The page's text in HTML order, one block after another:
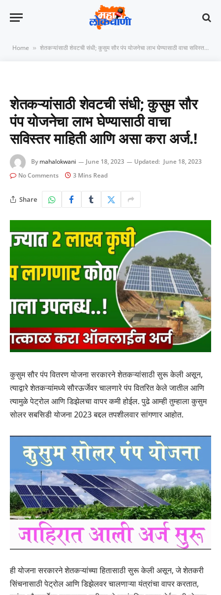
Home » शेतकऱ्यांसाठी शेवटची संधी; कुसुम सौर पंप योजनेचा लाभ घेण्यासाठी वाचा सविस्तर माहिती आणि असा करा अर्ज.!
शेतकऱ्यांसाठी शेवटची संधी; कुसुम सौर
पंप योजनेचा लाभ घेण्यासाठी वाचा
सविस्तर माहिती आणि असा करा अर्ज.!
By mahalokwani June 18, 2023 Updated: June 18, 2023
No Comments
3 Mins Read
Share
कुसुम सौर पंप वितरण योजना सरकारने शेतकऱ्यांसाठी सुरू केली असून,
त्याद्वारे शेतकऱ्यांमध्ये सौरऊर्जेवर चालणारे पंप वितरित केले जातील आणि
त्यामुळे पेट्रोल आणि डिझेलचा वापर कमी होईल. पुढे आम्‍ही तुम्‍हाला कुसुम
सोलर सबसिडी योजना 2023 बद्दल तपशीलवार सांगणार आहोत.
ही योजना सरकारने शेतकऱ्यांच्या हितासाठी सुरू केली असून, जे शेतकरी
सिंचनासाठी पेट्रोल आणि डिझेलवर चालणाऱ्या यंत्रांचा वापर करतात,